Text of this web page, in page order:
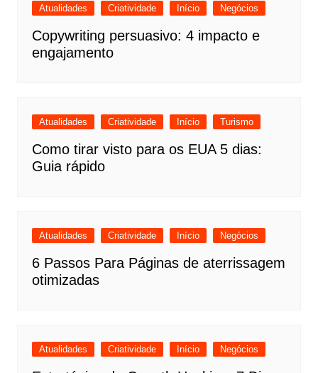
Atualidades Criatividade Início Negócios
Copywriting persuasivo: 4 impacto e
engajamento
Atualidades Criatividade Início Turismo
Como tirar visto para os EUA 5 dias:
Guia rápido
Atualidades Criatividade Início Negócios
6 Passos Para Páginas de aterrissagem
otimizadas
Atualidades Criatividade Início Negócios